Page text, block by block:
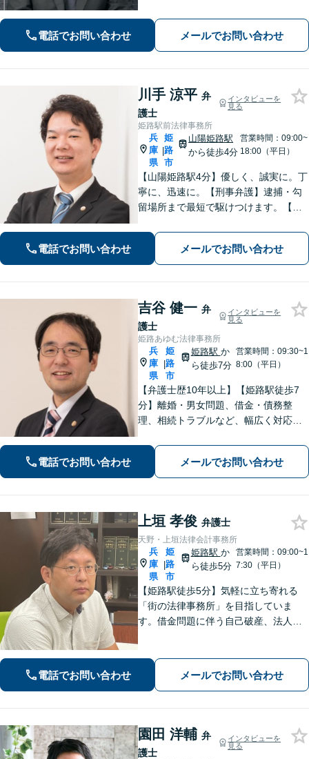
ます。また、問題となっている背景事
情にも気を配り、根本的な解決を目指
電話でお問い合わせ メールでお問い合わせ
川手 涼平 弁
護士
インタビューを
見る
姫路駅前法律事務所
兵
庫
県
|
姫
路
市
山陽姫路駅
から徒歩4分
営業時間：09:00~
18:00（平日）
【山陽姫路駅4分】優しく、誠実に。丁
寧に、迅速に。【刑事弁護】逮捕・勾
留場所まで最短で駆けつけます。【債
の生活再建をサポートします。【交通
事故】「こんな相談でも大丈夫だろう
か」と躊躇されている方もご相談くだ
さい。
電話でお問い合わせ メールでお問い合わせ
吉谷 健一 弁
護士
インタビューを
見る
姫路あゆむ法律事務所
兵
庫
県
|
姫
路
市
姫路駅 か
ら徒歩7分
営業時間：09:30~1
8:00（平日）
【弁護士歴10年以上】【姫路駅徒歩7
分】離婚・男女問題、借金・債務整
理、相続トラブルなど、幅広く対応可
すい説明を心がけています。依頼者さ
まの置かれている状況と希望に沿った
最善の解決を目指します。
電話でお問い合わせ メールでお問い合わせ
上垣 孝俊 弁護士
天野・上垣法律会計事務所
兵
庫
県
|
姫
路
市
姫路駅 か
ら徒歩5分
営業時間：09:00~1
7:30（平日）
【姫路駅徒歩5分】気軽に立ち寄れる
「街の法律事務所」を目指していま
す。借金問題に伴う自己破産、法人破
しっかり耳を傾けサポートいたしま
す。【初回相談無料】【個室対応】
電話でお問い合わせ メールでお問い合わせ
園田 洋輔 弁
護士
インタビューを
見る